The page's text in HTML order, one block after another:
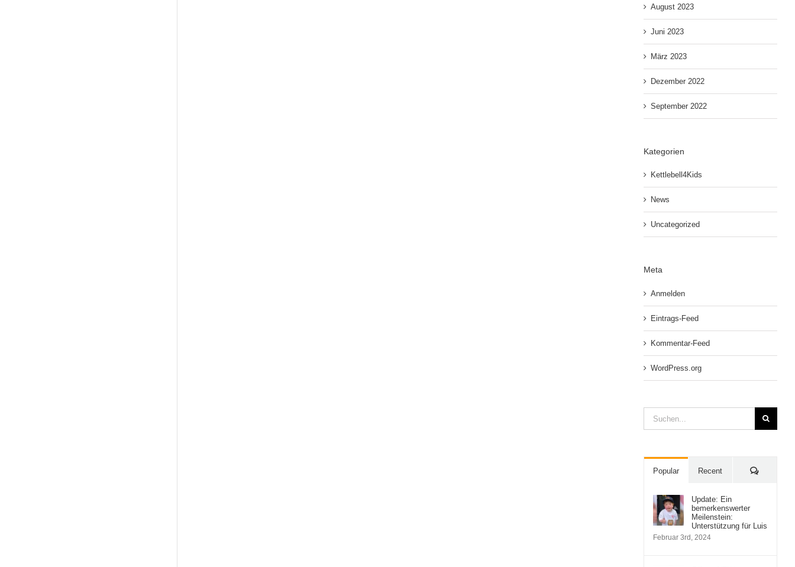
August 2023
Juni 2023
März 2023
Dezember 2022
September 2022
Kategorien
Kettlebell4Kids
News
Uncategorized
Meta
Anmelden
Eintrags-Feed
Kommentar-Feed
WordPress.org
Popular Recent
Update: Ein
bemerkenswerter
Meilenstein:
Unterstützung für Luis
Februar 3rd, 2024